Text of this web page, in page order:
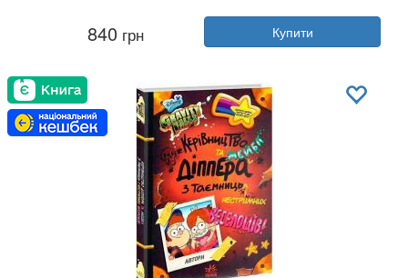
Алекс Хірш, Роб Ренцетті
Видавництво:Ранок
Українська
840 грн Купити